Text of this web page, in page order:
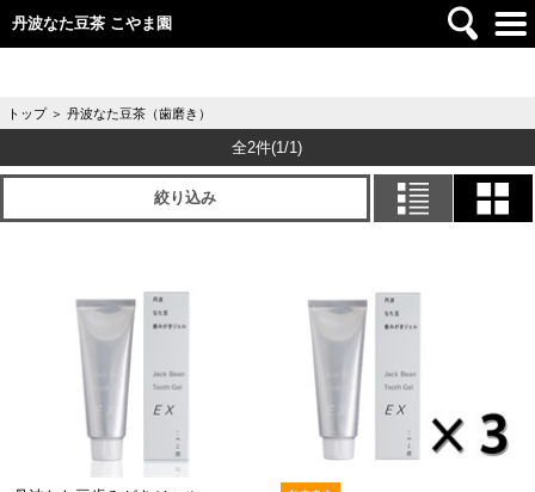
丹波なた豆茶 こやま園
トップ ＞ 丹波なた豆茶（歯磨き）
全2件(1/1)
絞り込み